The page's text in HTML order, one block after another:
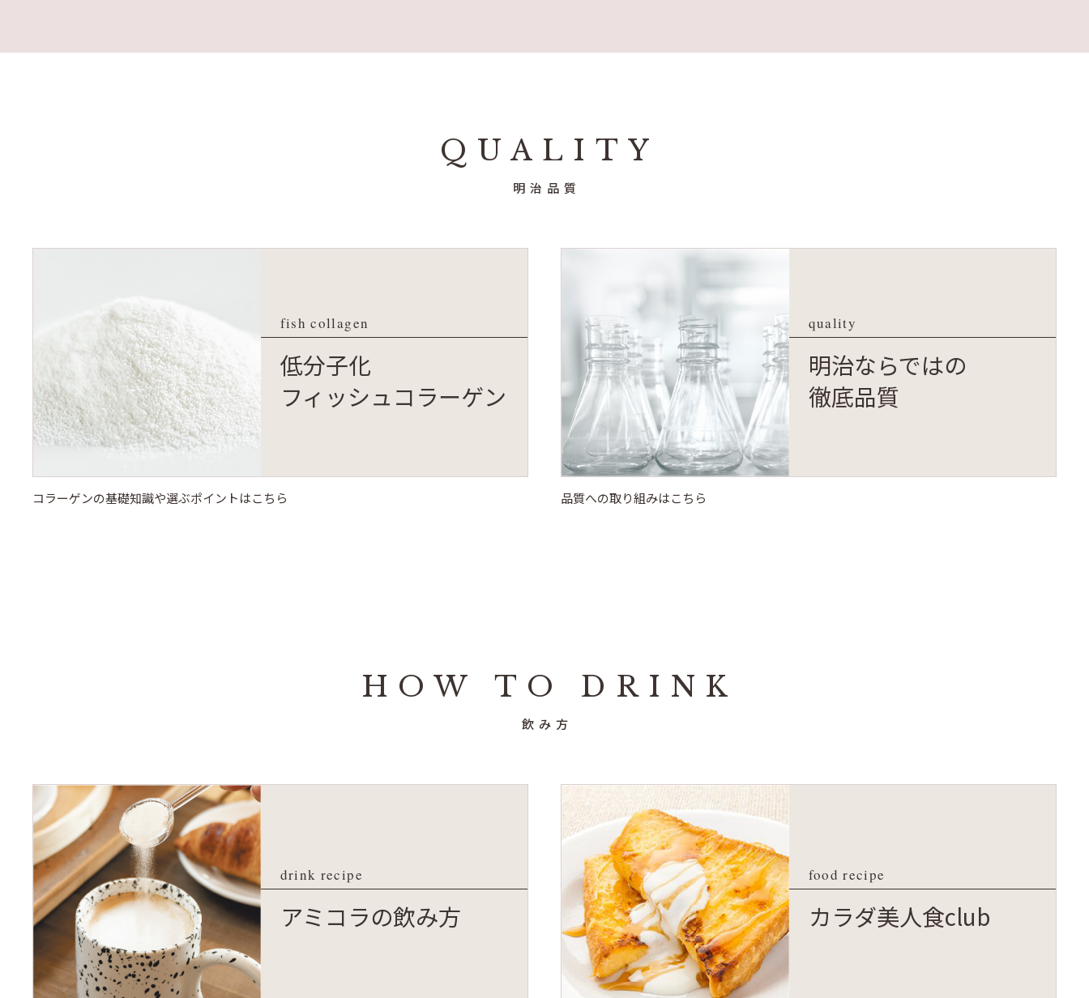
QUALITY
明治品質
fish collagen
低分子化
フィッシュコラーゲン
コラーゲンの基礎知識や選ぶポイントはこちら
quality
明治ならではの
徹底品質
品質への取り組みはこちら
HOW TO DRINK
飲み方
drink recipe
アミコラの飲み方
food recipe
カラダ美人食club